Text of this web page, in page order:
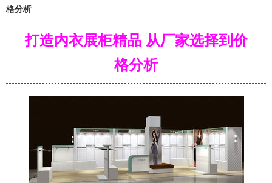
格分析
打造内衣展柜精品 从厂家选择到价
格分析